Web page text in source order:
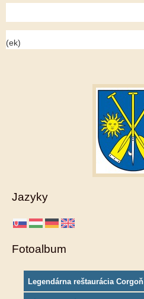
(ek)
Jazyky
Fotoalbum
Legendárna reštaurácia Corgoň